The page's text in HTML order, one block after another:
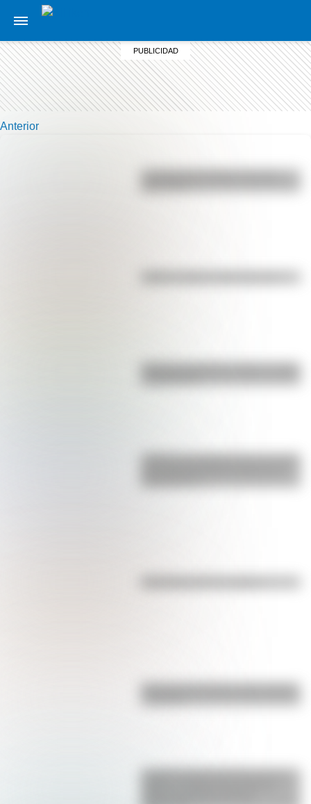
Anterior
Bandera de Bolivia: historia, origen
¿Sabías que Argentina tuvo la torre
Bandera de Ecuador para colorear
La gran hazaña del Cruce de los